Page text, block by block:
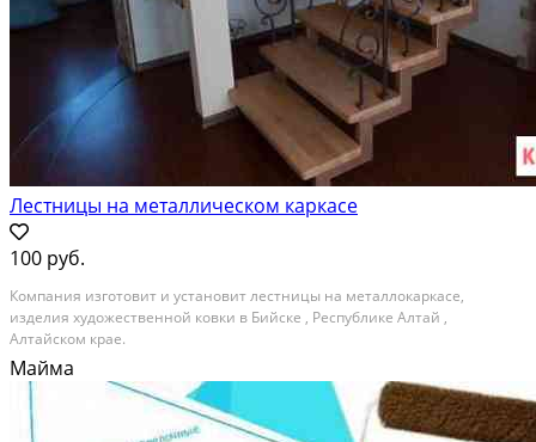
Лестницы на металлическом каркасе
100 руб.
Компания изготовит и установит лестницы на металлокаркасе,
изделия художественной ковки в Бийске , Республике Алтай ,
Алтайском крае.
Майма